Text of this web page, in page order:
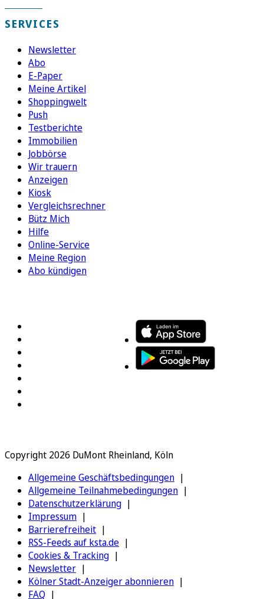
SERVICES
Newsletter
Abo
E-Paper
Meine Artikel
Shoppingwelt
Push
Testberichte
Immobilien
Jobbörse
Wir trauern
Anzeigen
Kiosk
Vergleichsrechner
Bütz Mich
Hilfe
Online-Service
Meine Region
Abo kündigen
Copyright 2026 DuMont Rheinland, Köln
Allgemeine Geschäftsbedingungen
Allgemeine Teilnahmebedingungen
Datenschutzerklärung
Impressum
Barrierefreiheit
RSS-Feeds auf ksta.de
Cookies & Tracking
Newsletter
Kölner Stadt-Anzeiger abonnieren
FAQ